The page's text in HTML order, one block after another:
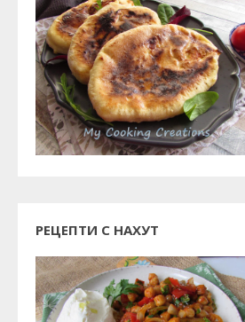
РЕЦЕПТИ С НАХУТ